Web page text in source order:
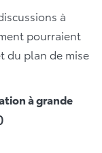
à
pourraient
du plan de mise
à grande